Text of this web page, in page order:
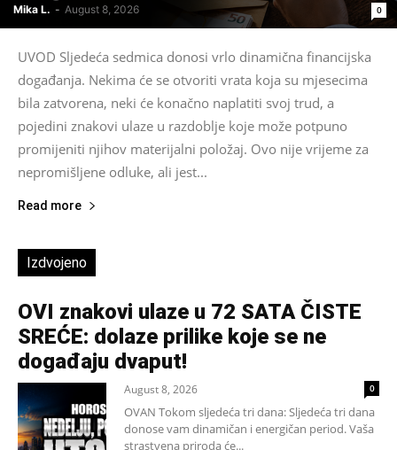
Mika L. - August 8, 2026 0
UVOD Sljedeća sedmica donosi vrlo dinamična financijska
događanja. Nekima će se otvoriti vrata koja su mjesecima
bila zatvorena, neki će konačno naplatiti svoj trud, a
pojedini znakovi ulaze u razdoblje koje može potpuno
promijeniti njihov materijalni položaj. Ovo nije vrijeme za
nepromišljene odluke, ali jest...
Read more
Izdvojeno
OVI znakovi ulaze u 72 SATA ČISTE
SREĆE: dolaze prilike koje se ne
događaju dvaput!
August 8, 2026 0
OVAN Tokom sljedeća tri dana: Sljedeća tri dana
donose vam dinamičan i energičan period. Vaša
strastvena priroda će...